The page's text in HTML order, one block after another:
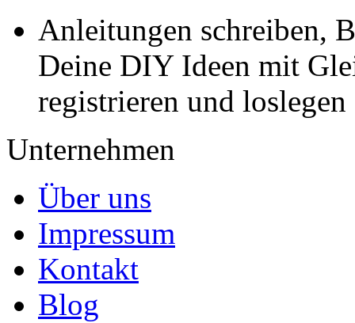
Anleitungen schreiben,
Deine DIY Ideen mit
registrieren und loslegen
Unternehmen
Über uns
Impressum
Kontakt
Blog